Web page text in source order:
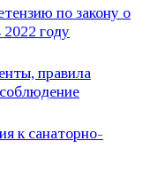
по закону о
году
правила
к санаторно-